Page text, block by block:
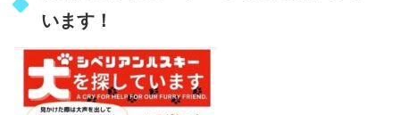
います！